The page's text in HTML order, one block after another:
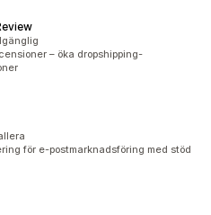
– öka dropshipping-
för e-postmarknadsföring med stöd